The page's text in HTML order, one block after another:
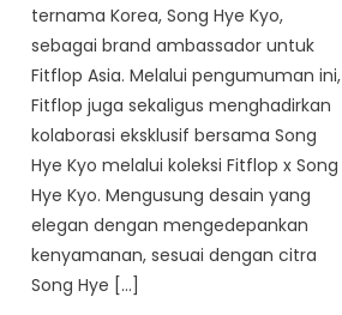
ternama Korea, Song Hye Kyo,
sebagai brand ambassador untuk
Fitflop Asia. Melalui pengumuman ini,
Fitflop juga sekaligus menghadirkan
kolaborasi eksklusif bersama Song
Hye Kyo melalui koleksi Fitflop x Song
Hye Kyo. Mengusung desain yang
elegan dengan mengedepankan
kenyamanan, sesuai dengan citra
Song Hye […]